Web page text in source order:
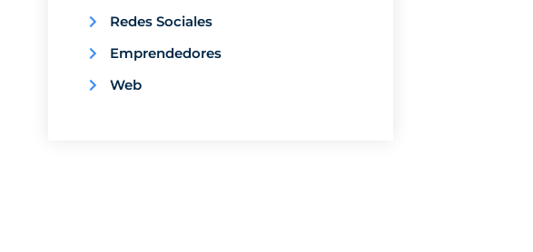
Redes Sociales
Emprendedores
Web